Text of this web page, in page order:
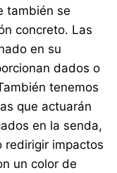
también se
concreto. Las
en su
dados o
tenemos
que actuarán
en la senda,
redirigir impactos
un color de